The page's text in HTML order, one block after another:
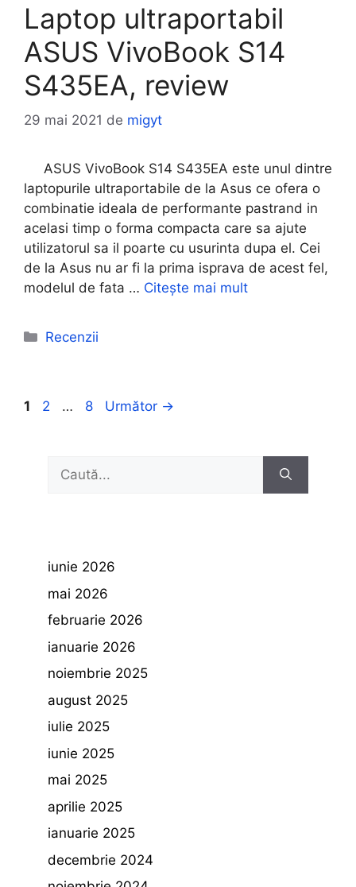
Laptop ultraportabil
ASUS VivoBook S14
S435EA, review
29 mai 2021 de migyt
ASUS VivoBook S14 S435EA este unul dintre
laptopurile ultraportabile de la Asus ce ofera o
combinatie ideala de performante pastrand in
acelasi timp o forma compacta care sa ajute
utilizatorul sa il poarte cu usurinta dupa el. Cei
de la Asus nu ar fi la prima isprava de acest fel,
modelul de fata … Citește mai mult
Categorii
Recenzii
Pagina
1 Pagina
2 … Pagina
8 Următor →
Caută
iunie 2026
mai 2026
februarie 2026
ianuarie 2026
noiembrie 2025
august 2025
iulie 2025
iunie 2025
mai 2025
aprilie 2025
ianuarie 2025
decembrie 2024